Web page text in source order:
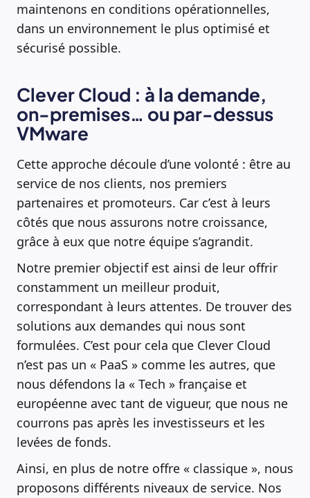
maintenons en conditions opérationnelles,
dans un environnement le plus optimisé et
sécurisé possible.
Clever Cloud : à la demande,
on-premises… ou par-dessus
VMware
Cette approche découle d’une volonté : être au
service de nos clients, nos premiers
partenaires et promoteurs. Car c’est à leurs
côtés que nous assurons notre croissance,
grâce à eux que notre équipe s’agrandit.
Notre premier objectif est ainsi de leur offrir
constamment un meilleur produit,
correspondant à leurs attentes. De trouver des
solutions aux demandes qui nous sont
formulées. C’est pour cela que Clever Cloud
n’est pas un « PaaS » comme les autres, que
nous défendons la « Tech » française et
européenne avec tant de vigueur, que nous ne
courrons pas après les investisseurs et les
levées de fonds.
Ainsi, en plus de notre offre « classique », nous
proposons différents niveaux de service. Nos